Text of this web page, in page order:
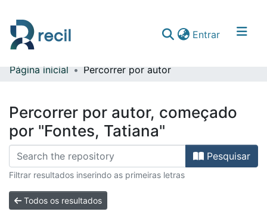
Entrar(current)
Comunidades & Coleções
Página inicial Percorrer por autor
Percorrer por autor, começado
por "Fontes, Tatiana"
Pesquisar
Filtrar resultados inserindo as primeiras letras
Todos os resultados